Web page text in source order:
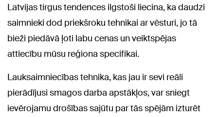
Latvijas tirgus tendences ilgstoši liecina, ka daudzi
saimnieki dod priekšroku tehnikai ar vēsturi, jo tā
bieži piedāvā ļoti labu cenas un veiktspējas
attiecību mūsu reģiona specifikai.
Lauksaimniecības tehnika, kas jau ir sevi reāli
pierādījusi smagos darba apstākļos, var sniegt
ievērojamu drošības sajūtu par tās spējām izturēt